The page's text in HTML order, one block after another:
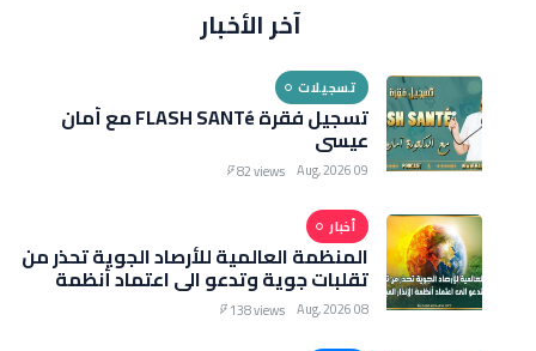
آخر الأخبار
تسجيلات
تسجيل فقرة FLASH SANTé مع أمان
عيسى
09 Aug, 2026
82 views
أخبار
المنظمة العالمية للأرصاد الجوية تحذر من
تقلبات جوية وتدعو الى اعتماد أنظمة
الإنذار المبكر
08 Aug, 2026
138 views